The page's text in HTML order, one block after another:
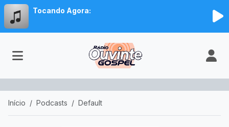
Tocando Agora:
Início Podcasts Default